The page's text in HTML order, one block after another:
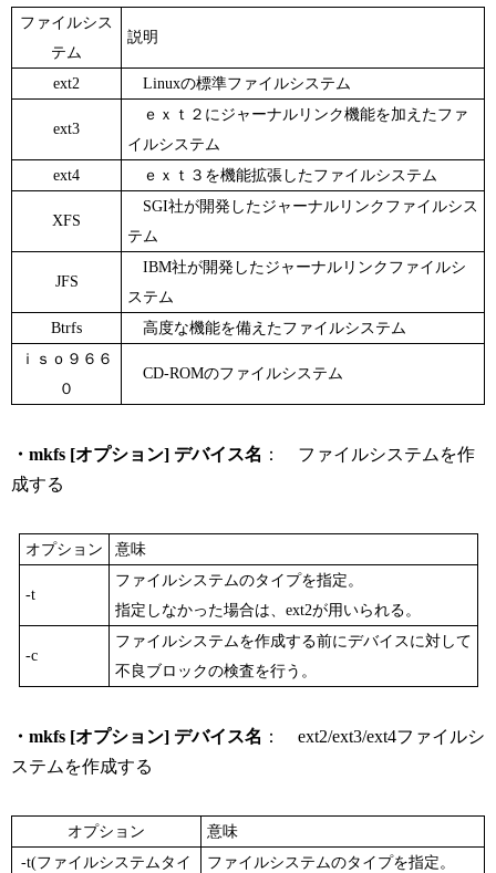
ファイルシス
テム
説明
ext2 Linuxの標準ファイルシステム
ext3
ｅｘｔ２にジャーナルリンク機能を加えたファ
イルシステム
ext4
ｅｘｔ３を機能拡張したファイルシステム
XFS
SGI社が開発したジャーナルリンクファイルシス
テム
JFS
IBM社が開発したジャーナルリンクファイルシ
ステム
Btrfs
高度な機能を備えたファイルシステム
ｉｓｏ９６６
０
CD-ROMのファイルシステム
・mkfs [オプション] デバイス名 ： ファイルシステムを作
成する
オプション 意味
-t
ファイルシステムのタイプを指定。
指定しなかった場合は、ext2が用いられる。
-c
ファイルシステムを作成する前にデバイスに対して
不良ブロックの検査を行う。
・mkfs [オプション] デバイス名 ： ext2/ext3/ext4ファイルシ
ステムを作成する
オプション
意味
-t(ファイルシステムタイ
ファイルシステムのタイプを指定。